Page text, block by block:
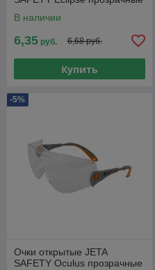
В наличии
6,35 руб. 6,68 руб.
Купить
-5%
Очки открытые JETA
SAFETY Oculus прозрачные